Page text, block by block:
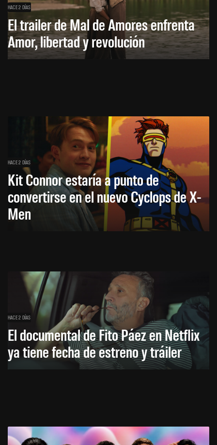
HACE 2 DÍAS
El trailer de Mal de Amores enfrenta
Amor, libertad y revolución
HACE 2 DÍAS
Kit Connor estaría a punto de
convertirse en el nuevo Cyclops de X-
Men
HACE 2 DÍAS
El documental de Fito Páez en Netflix
ya tiene fecha de estreno y tráiler